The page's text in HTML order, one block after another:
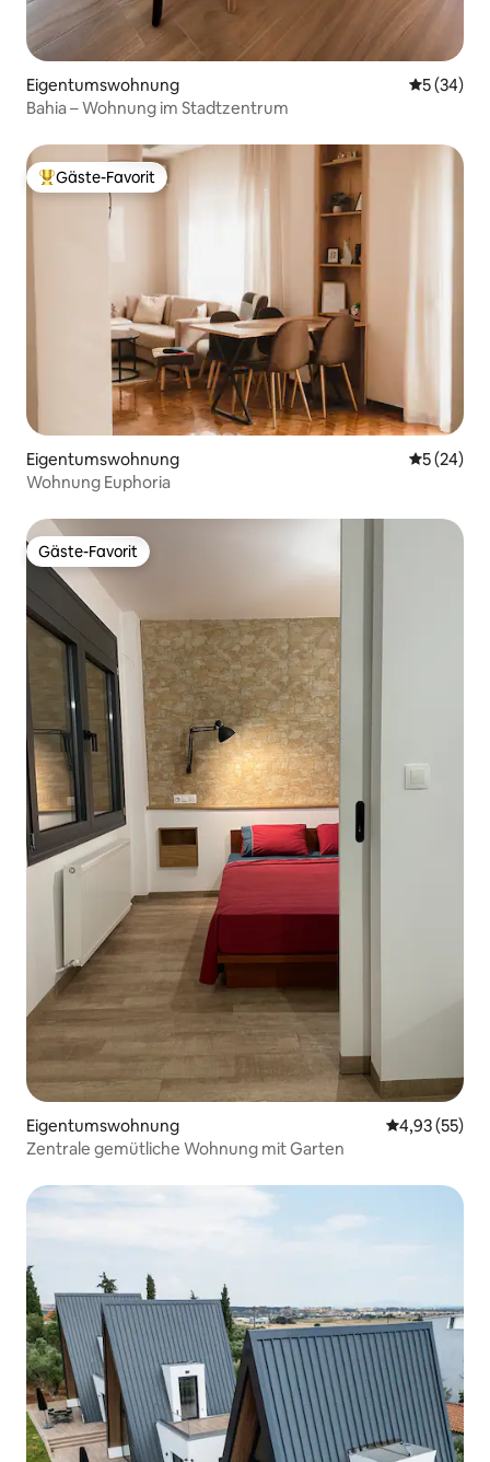
Eigentumswohnung
5 (34)
Bahia – Wohnung im Stadtzentrum
Beliebter Gäste-Favorit.
Gäste-Favorit
Eigentumswohnung
5 (24)
Wohnung Euphoria
Gäste-Favorit
Gäste-Favorit
Eigentumswohnung
4,93 (55)
Zentrale gemütliche Wohnung mit Garten